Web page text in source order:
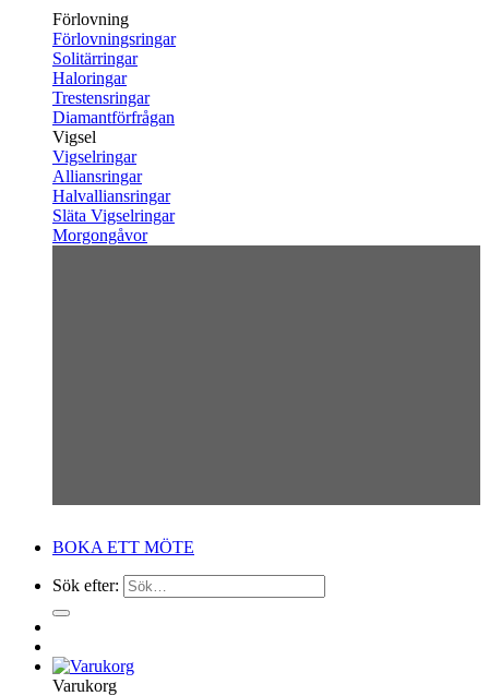
Förlovning
Förlovningsringar
Solitärringar
Haloringar
Trestensringar
Diamantförfrågan
Vigsel
Vigselringar
Alliansringar
Halvalliansringar
Släta Vigselringar
Morgongåvor
BOKA ETT MÖTE
Sök efter:
Varukorg